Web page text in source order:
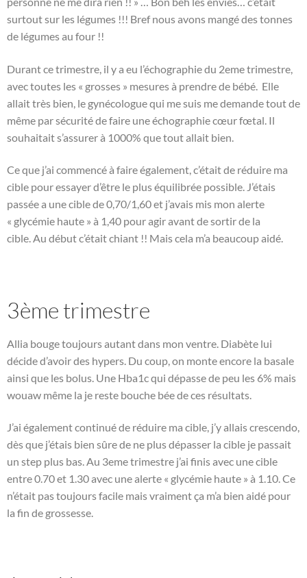
surtout sur les légumes !!! Bref nous avons mangé des tonnes
de légumes au four !!
Durant ce trimestre, il y a eu l’échographie du 2eme trimestre,
avec toutes les « grosses » mesures à prendre de bébé. Elle
allait très bien, le gynécologue qui me suis me demande tout de
même par sécurité de faire une échographie cœur fœtal. Il
souhaitait s’assurer à 1000% que tout allait bien.
Ce que j’ai commencé à faire également, c’était de réduire ma
cible pour essayer d’être le plus équilibrée possible. J’étais
passée a une cible de 0,70/1,60 et j’avais mis mon alerte
« glycémie haute » à 1,40 pour agir avant de sortir de la
cible. Au début c’était chiant !! Mais cela m’a beaucoup aidé.
3ème trimestre
Allia bouge toujours autant dans mon ventre. Diabète lui
décide d’avoir des hypers. Du coup, on monte encore la basale
ainsi que les bolus. Une Hba1c qui dépasse de peu les 6% mais
wouaw même la je reste bouche bée de ces résultats.
J’ai également continué de réduire ma cible, j’y allais crescendo,
dès que j’étais bien sûre de ne plus dépasser la cible je passait
un step plus bas. Au 3eme trimestre j’ai finis avec une cible
entre 0.70 et 1.30 avec une alerte « glycémie haute » à 1.10. Ce
n’était pas toujours facile mais vraiment ça m’a bien aidé pour
la fin de grossesse.